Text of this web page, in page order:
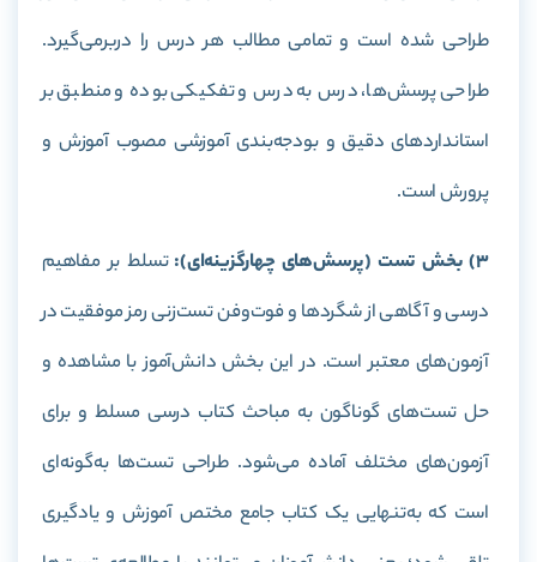
طراحی شده است و تمامی مطالب هر درس را دربرمی‌گیرد.
طراحی پرسش‌ها، درس به درس و تفکیکی بوده و منطبق بر
استاندارد‌های دقیق و بودجه‌بندی آموزشی مصوب آموزش و
پرورش است.
3) بخش تست (پرسش‌های چهارگزینه‌ای):
تسلط بر مفاهیم
درسی و آگاهی از شگردها و فوت‌وفن تست‌زنی رمز موفقیت در
آزمون‌های معتبر است. در این بخش دانش‌آموز با مشاهده و
حل تست‌های گوناگون به مباحث کتاب درسی مسلط و برای
آزمون‌های مختلف آماده می‌شود. طراحی تست‌ها به‌گونه‌ای
است که به‌تنهایی یک کتاب جامع مختص آموزش و یادگیری